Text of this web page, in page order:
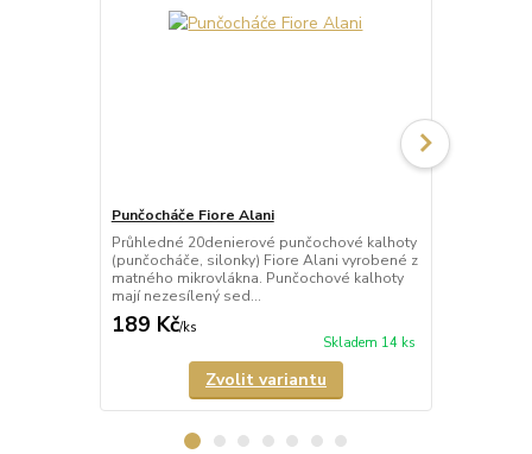
Punčocháče Fiore Alani
Průhledné 20denierové punčochové kalhoty
(punčocháče, silonky) Fiore Alani vyrobené z
matného mikrovlákna. Punčochové kalhoty
mají nezesílený sed...
189 Kč/ks
Skladem 14 ks
Zvolit variantu